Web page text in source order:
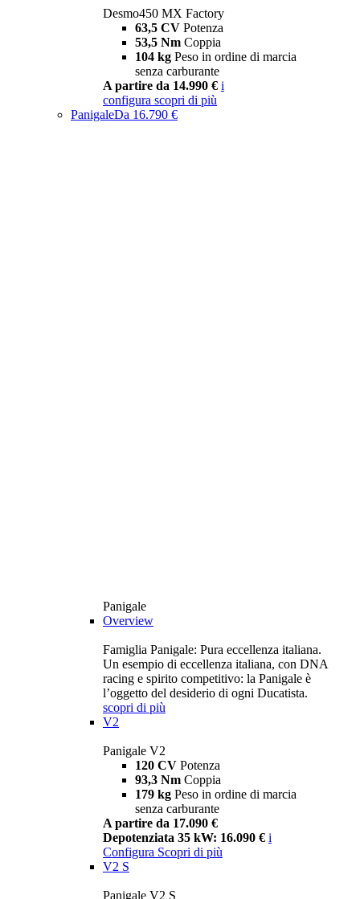
Desmo450 MX Factory
63,5 CV Potenza
53,5 Nm Coppia
104 kg Peso in ordine di marcia
senza carburante
A partire da 14.990 € i
configura scopri di più
PanigaleDa 16.790 €
Panigale
Overview
Famiglia Panigale: Pura eccellenza italiana.
Un esempio di eccellenza italiana, con DNA
racing e spirito competitivo: la Panigale è
l’oggetto del desiderio di ogni Ducatista.
scopri di più
V2
Panigale V2
120 CV Potenza
93,3 Nm Coppia
179 kg Peso in ordine di marcia
senza carburante
A partire da 17.090 €
Depotenziata 35 kW: 16.090 € i
Configura Scopri di più
V2 S
Panigale V2 S